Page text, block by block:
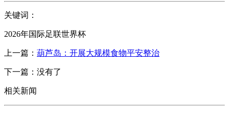
关键词：
2026年国际足联世界杯
上一篇： 葫芦岛：开展大规模食物平安整治
下一篇：没有了
相关新闻